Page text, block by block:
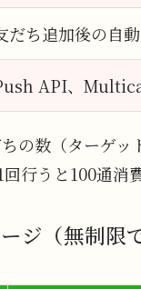
だち追加後の自
API、
の数（ターゲ
行うと100通消
ジ（無制限